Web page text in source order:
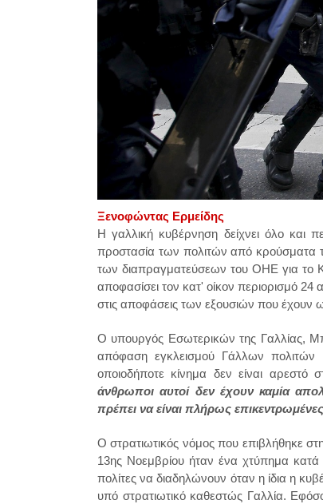
Ξενοφώντας Ερμείδης
Η γαλλική κυβέρνηση δείχνει όλο και
προστασία των πολιτών από κρούσματα
των διαπραγματεύσεων του ΟΗΕ για το
αποφασίσει τον κατ' οίκον περιορισμό 24
στις αποφάσεις των εξουσιών που έχουν
Ο υπουργός Εσωτερικών της Γαλλίας,
απόφαση εγκλεισμού Γάλλων πολιτών
οποιοδήποτε κίνημα δεν είναι αρεστό
άνθρωποι αυτοί δεν έχουν καμία
πρέπει να είναι πλήρως
Ο στρατιωτικός νόμος που επιβλήθηκε
13ης Νοεμβρίου ήταν ένα χτύπημα
πολίτες να διαδηλώνουν όταν η ίδια η
υπό στρατιωτικό καθεστώς Γαλλία.